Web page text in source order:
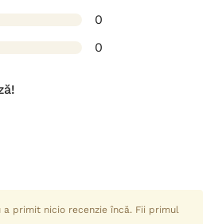
0
0
a primit nicio recenzie încă. Fii primul